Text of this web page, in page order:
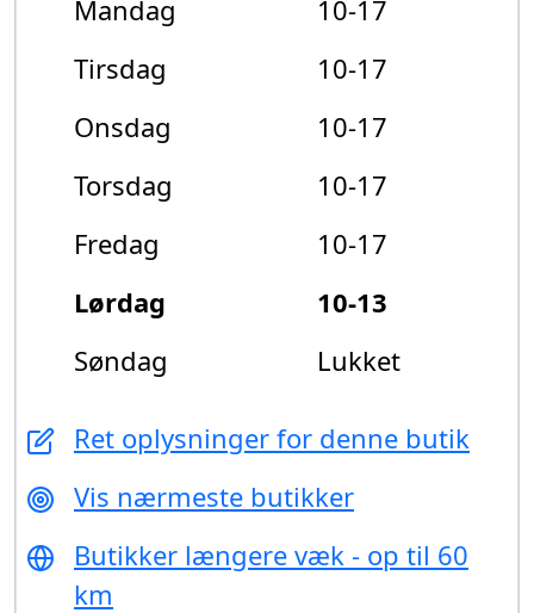
Mandag
10-17
Tirsdag
10-17
Onsdag
10-17
Torsdag
10-17
Fredag
10-17
Lørdag
10-13
Søndag
Lukket
Ret oplysninger for denne butik
Vis nærmeste butikker
Butikker længere væk - op til 60
km